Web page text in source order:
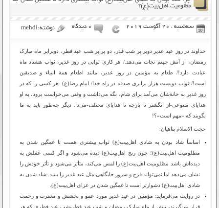
مظلومیت اهل‌بیت(ع)؟
سه‌شنبه ، 20 آگوست 2019 ۰ دیدگاه نوشته:mehdi
خداوند در روز عید غدیر دوبرابر شب قدر، دو برابر شب عید فطر، دوبرابر ماه مبارک
رمضان، از آتش جهنم نجات می‌دهد./ هر کاری ثوابی در روز غدیر، ثواب هشتاد ماه
عبادت دارد!/ طعام به مؤمنین در روز غدیر، مانند اطعام همۀ انبیاء و صدیقین
است!/ ثواب دویست هزار برابری صدقه در راه خدا/ امام رضا(ع) هر کسی را که در
روز غدیر به خانۀشان می‌آمد برای شام، نگه می‌داشت و وقتی می‌خواست برود، به او
هدایای متنوعی-از انگشتر تا پارچه تا هدایای مختلف-می‌دا. دیگر چه‌طور باید به ما
بگویند که «مهم است»؟!
حجت الاسلام پناهیان:
اساساً شاد بودن به شادی اهل‌بیت(ع) ثواب بیشتری هست تا غمگین شدن به
مظلومیت اهل‌بیت(ع)؛ چون رنج اهل‌بیت(ع) دیده می‌شود و اگر کسی عقلش به
دیده‌‌اش باشد مظلومیت اهل‌بیت(ع) را لمس می‌کند، متأثر می‌شود و تأثر خودش را
نشان می‌دهد اما نمی‌تواند فرح و سرور جایگاهی مثل عید غدیر را ببیند. شاد شدن به
شادی اهل‌بیت(ع) دشوارتر است تا غمگین شدن در عزای اهل‌بیت(ع).
در روایت می‌فرماید: مؤمنین در عید غدیر مورد عفو و بخشش و مغفرت و رحمت
قرار می‌گیرند، بیش از ماه مبارک رمضان و شب عید فطر-شب عید فطری که هر